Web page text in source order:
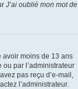
J’ai oublié mon mot de
avoir moins de 13 ans
par l’administrateur
pas reçu d’e-mail,
l’administrateur.